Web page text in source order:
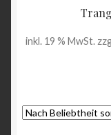
inkl. 19 % MwSt.